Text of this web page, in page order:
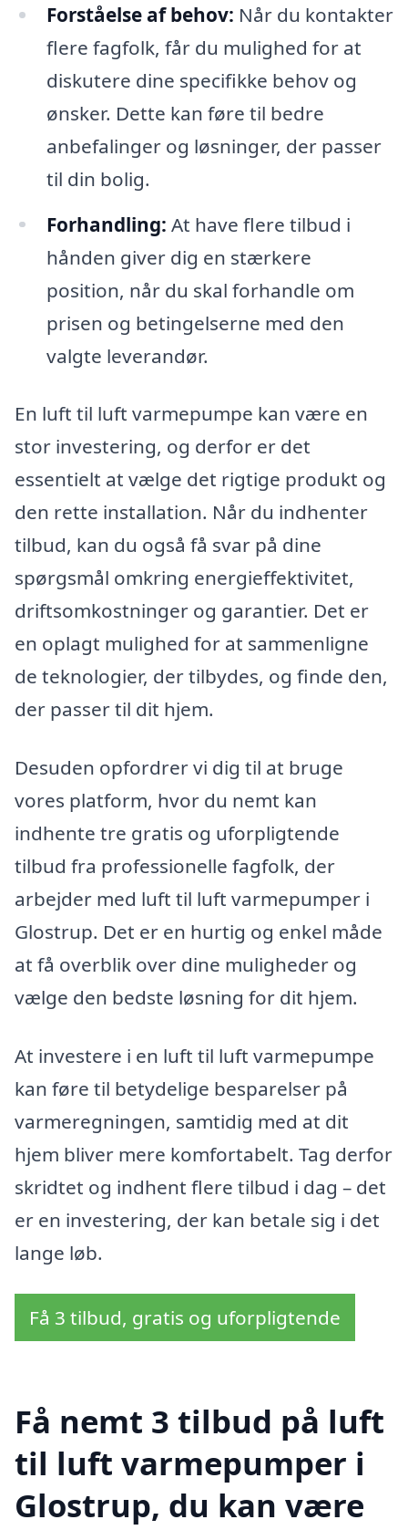
Forståelse af behov: Når du kontakter
flere fagfolk, får du mulighed for at
diskutere dine specifikke behov og
ønsker. Dette kan føre til bedre
anbefalinger og løsninger, der passer
til din bolig.
Forhandling: At have flere tilbud i
hånden giver dig en stærkere
position, når du skal forhandle om
prisen og betingelserne med den
valgte leverandør.
En luft til luft varmepumpe kan være en
stor investering, og derfor er det
essentielt at vælge det rigtige produkt og
den rette installation. Når du indhenter
tilbud, kan du også få svar på dine
spørgsmål omkring energieffektivitet,
driftsomkostninger og garantier. Det er
en oplagt mulighed for at sammenligne
de teknologier, der tilbydes, og finde den,
der passer til dit hjem.
Desuden opfordrer vi dig til at bruge
vores platform, hvor du nemt kan
indhente tre gratis og uforpligtende
tilbud fra professionelle fagfolk, der
arbejder med luft til luft varmepumper i
Glostrup. Det er en hurtig og enkel måde
at få overblik over dine muligheder og
vælge den bedste løsning for dit hjem.
At investere i en luft til luft varmepumpe
kan føre til betydelige besparelser på
varmeregningen, samtidig med at dit
hjem bliver mere komfortabelt. Tag derfor
skridtet og indhent flere tilbud i dag – det
er en investering, der kan betale sig i det
lange løb.
Få 3 tilbud, gratis og uforpligtende
Få nemt 3 tilbud på luft
til luft varmepumper i
Glostrup, du kan være